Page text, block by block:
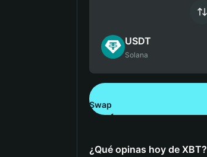
USDT
Solana
Swap
¿Qué opinas hoy de XBT?